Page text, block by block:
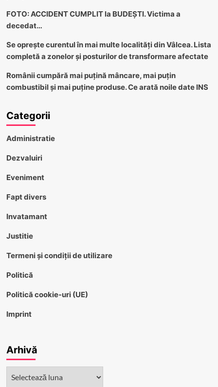
FOTO: ACCIDENT CUMPLIT la BUDEȘTI. Victima a
decedat…
Se oprește curentul în mai multe localități din Vâlcea. Lista
completă a zonelor și posturilor de transformare afectate
Românii cumpără mai puțină mâncare, mai puțin
combustibil și mai puține produse. Ce arată noile date INS
Categorii
Administratie
Dezvaluiri
Eveniment
Fapt divers
Invatamant
Justitie
Termeni și condiții de utilizare
Politică
Politică cookie-uri (UE)
Imprint
Arhivă